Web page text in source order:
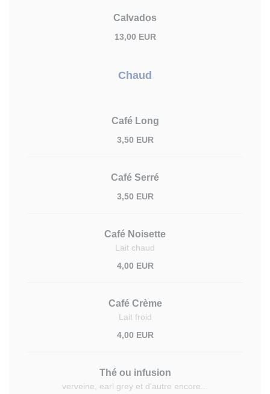
Calvados
13,00 EUR
Chaud
Café Long
3,50 EUR
Café Serré
3,50 EUR
Café Noisette
Lait chaud
4,00 EUR
Café Crème
Lait froid
4,00 EUR
Thé ou infusion
verveine, earl grey et d'autre encore...